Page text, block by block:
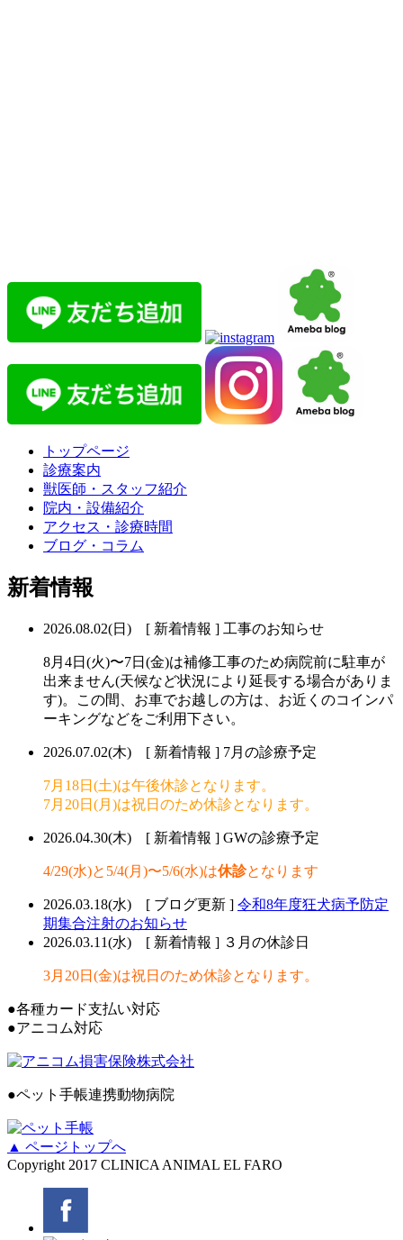
トップページ
診療案内
獣医師・スタッフ紹介
院内・設備紹介
アクセス・診療時間
ブログ・コラム
新着情報
2026.08.02(日) [ 新着情報 ] 工事のお知らせ
8月4日(火)〜7日(金)は補修工事のため病院前に駐車が
出来ません(天候など状況により延長する場合がありま
す)。この間、お車でお越しの方は、お近くのコインパ
ーキングなどをご利用下さい。
2026.07.02(木) [ 新着情報 ] 7月の診療予定
7月18日(土)は午後休診となります。
7月20日(月)は祝日のため休診となります。
2026.04.30(木) [ 新着情報 ] GWの診療予定
4/29(水)と5/4(月)〜5/6(水)は休診となります
2026.03.18(水) [ ブログ更新 ] 令和8年度狂犬病予防定
期集合注射のお知らせ
2026.03.11(水) [ 新着情報 ] ３月の休診日
3月20日(金)は祝日のため休診となります。
●各種カード支払い対応
●アニコム対応
●ペット手帳連携動物病院
▲ ページトップへ
Copyright 2017 CLINICA ANIMAL EL FARO